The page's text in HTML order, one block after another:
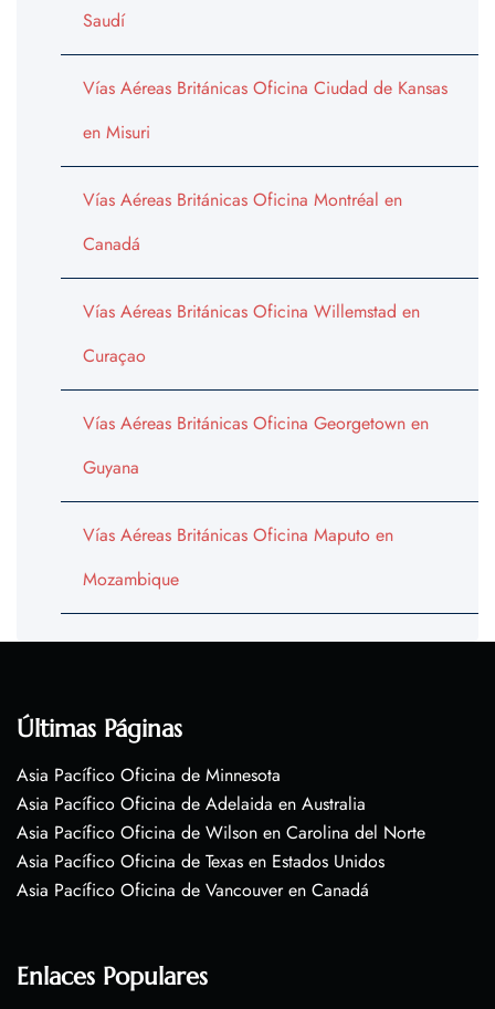
Saudí
Vías Aéreas Británicas Oficina Ciudad de Kansas
en Misuri
Vías Aéreas Británicas Oficina Montréal en
Canadá
Vías Aéreas Británicas Oficina Willemstad en
Curaçao
Vías Aéreas Británicas Oficina Georgetown en
Guyana
Vías Aéreas Británicas Oficina Maputo en
Mozambique
Últimas Páginas
Asia Pacífico Oficina de Minnesota
Asia Pacífico Oficina de Adelaida en Australia
Asia Pacífico Oficina de Wilson en Carolina del Norte
Asia Pacífico Oficina de Texas en Estados Unidos
Asia Pacífico Oficina de Vancouver en Canadá
Enlaces Populares